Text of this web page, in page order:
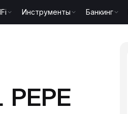
Инструменты Банкинг